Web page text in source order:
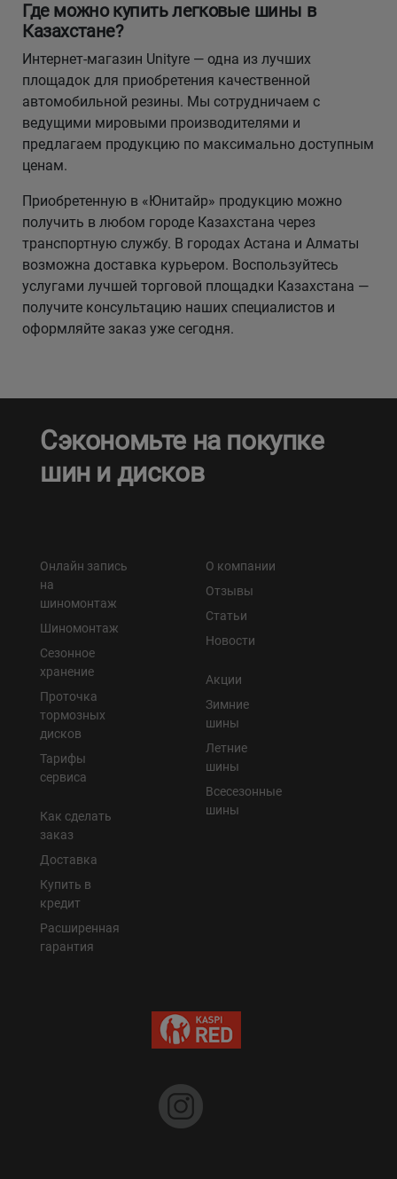
Где можно купить легковые шины в
Казахстане?
Интернет-магазин Unityre — одна из лучших
площадок для приобретения качественной
автомобильной резины. Мы сотрудничаем с
ведущими мировыми производителями и
предлагаем продукцию по максимально доступным
ценам.
Приобретенную в «Юнитайр» продукцию можно
получить в любом городе Казахстана через
транспортную службу. В городах Астана и Алматы
возможна доставка курьером. Воспользуйтесь
услугами лучшей торговой площадки Казахстана —
получите консультацию наших специалистов и
оформляйте заказ уже сегодня.
Сэкономьте на покупке
шин и дисков
Онлайн запись
на
шиномонтаж
Шиномонтаж
Сезонное
хранение
Проточка
тормозных
дисков
Тарифы
сервиса
Как сделать
заказ
Доставка
Купить в
кредит
Расширенная
гарантия
О компании
Отзывы
Статьи
Новости
Акции
Зимние
шины
Летние
шины
Всесезонные
шины